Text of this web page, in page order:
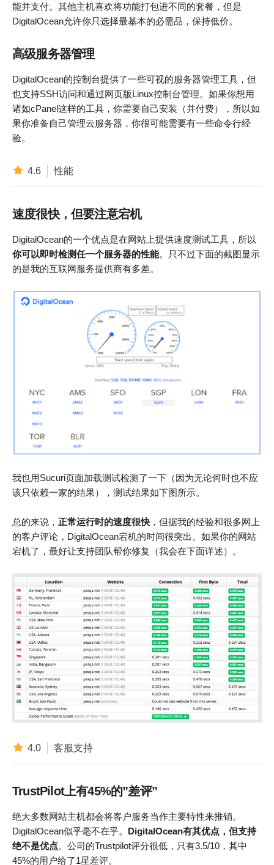
能并支付。其他主机喜欢将功能打包进不同的套餐，但是
DigitalOcean允许你只选择最基本的必需品，保持低价。
高级服务器管理
DigitalOcean的控制台提供了一些可视的服务器管理工具，但
也支持SSH访问和通过网页版Linux控制台管理。如果你想用
诸如cPanel这样的工具，你需要自己安装（并付费），所以如
果你准备自己管理云服务器，你很可能需要有一些命令行经
验。
4.6 性能
速度很快，但要注意宕机
DigitalOcean的一个优点是在网站上提供速度测试工具，所以
你可以即时检测任一个服务器的性能。只不过下面的截图显示
的是我的互联网服务提供商有多差。
我也用Sucuri页面加载测试检测了一下（因为无论何时也不应
该只依赖一家的结果），测试结果如下图所示。
总的来说， 正常运行时的速度很快 ，但据我的经验和很多网上
的客户评论，DigitalOcean宕机的时间很突出。如果你的网站
宕机了，最好让支持团队帮你修复（我会在下面详述）。
4.0 客服支持
TrustPilot上有45%的”差评”
绝大多数网站主机都会将客户服务当作主要特性来推销。
DigitalOcean似乎毫不在乎。 DigitalOcean有其优点，但支持
绝不是优点。公司的Trustpilot评分很低，只有3.5/10，其中
45%的用户给了1星差评。